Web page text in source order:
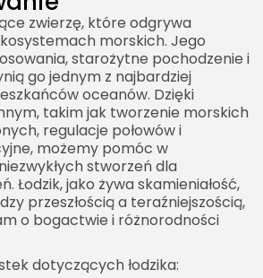
zwierzę, które odgrywa
morskich. Jego
starożytne pochodzenie i
go jednym z najbardziej
oceanów. Dzięki
takim jak tworzenie morskich
regulacje połowów i
możemy pomóc w
stworzeń dla
Łodzik, jako żywa skamieniałość,
przeszłością a teraźniejszością,
o bogactwie i różnorodności
dotyczących łodzika: